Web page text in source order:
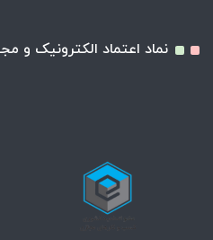
نماد اعتماد الکترونیک و